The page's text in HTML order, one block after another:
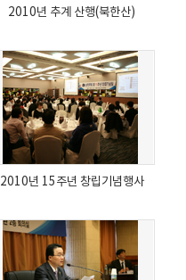
2010년 추계 산행(북한산)
2010년 15주년 창립기념행사